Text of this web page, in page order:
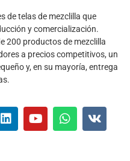
de telas de mezclilla que
y comercialización.
200 productos de mezclilla
a precios competitivos, un
y, en su mayoría, entrega